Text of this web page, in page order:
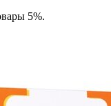
5%.